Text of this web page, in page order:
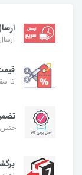
تا سقف
جنس